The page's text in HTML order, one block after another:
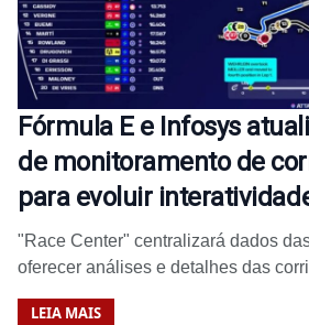
Fórmula E e Infosys
de monitoramento de
para evoluir
"Race Center" centralizará dados
oferecer análises e detalhes das
LEIA MAIS